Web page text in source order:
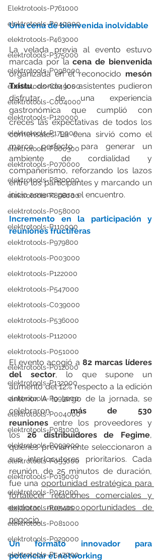
Elektrotools-P761000
elektrotools-P040000
elektrotools-P463000
elektrotools-P375000
elektrotools-P098000
elektrotools-C049000
elektrotools-C004000
elektrotools-P120000
elektrotools-P179000
elektrotools-P800300
elektrotools-P070000
elektrotools-P820000
elektrotools-P898000
elektrotools-P058000
elektrotools-P110000
elektrotools-P979800
elektrotools-P003000
elektrotools-P122000
elektrotools-P547000
elektrotools-C039000
elektrotools-P536000
elektrotools-P112000
elektrotools-P051000
elektrotools-P012000
elektrotools-P132000
elektrotools-P993000
elektrotools-P004000
elektrotools-P081000
elektrotools-P093000
elektrotools-P053000
elektrotools-P019000
elektrotools-P021000
elektrotools-P054000
elektrotools-P081000
elektrotools-P929000
elektrotools-P547000
Una cena de bienvenida inolvidable
La velada previa al evento estuvo
marcada por la cena de bienvenida
organizada en el reconocido mesón
Txistu, donde los asistentes pudieron
disfrutar de una experiencia
gastronómica que cumplió con
creces las expectativas de todos los
comensales. La cena sirvió como el
marco perfecto para generar un
ambiente de cordialidad y
compañerismo, reforzando los lazos
entre los participantes y marcando un
inicio ameno para el encuentro.
Incremento en la participación y
reuniones fructíferas
El evento acogió a 82 marcas líderes
del sector, lo que supone un
aumento del 12% respecto a la edición
anterior. A lo largo de la jornada, se
celebraron más de 530
reuniones entre los proveedores y
los 26 distribuidores de Fegime,
quienes previamente seleccionaron a
sus interlocutores prioritarios. Cada
reunión, de 25 minutos de duración,
fue una oportunidad estratégica para
fortalecer relaciones comerciales y
explorar nuevas oportunidades de
negocio.
Un formato innovador para
potenciar el networking